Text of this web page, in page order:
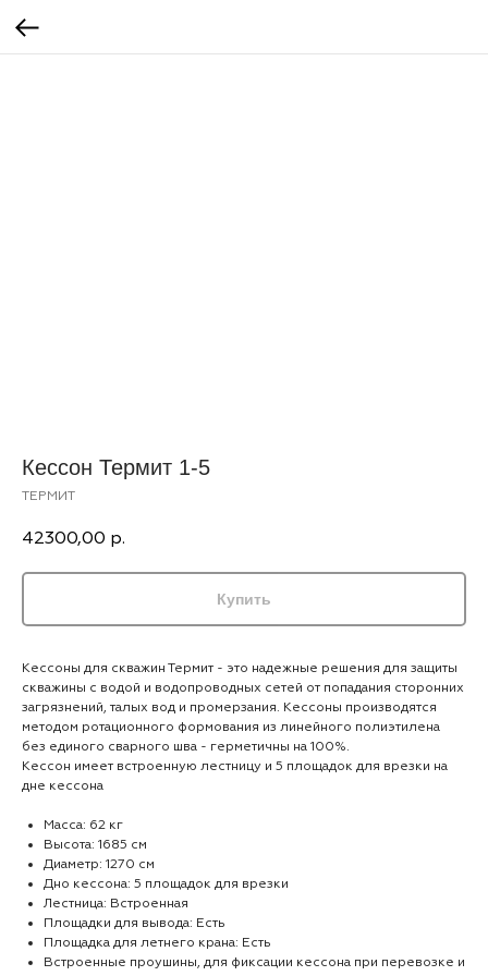
Кессон Термит 1-5
ТЕРМИТ
42300,00 р.
Купить
Кессоны для скважин Термит - это надежные решения для защиты
скважины с водой и водопроводных сетей от попадания сторонних
загрязнений, талых вод и промерзания. Кессоны производятся
методом ротационного формования из линейного полиэтилена
без единого сварного шва - герметичны на 100%.
Кессон имеет встроенную лестницу и 5 площадок для врезки на
дне кессона
Масса: 62 кг
Высота: 1685 см
Диаметр: 1270 см
Дно кессона: 5 площадок для врезки
Лестница: Встроенная
Площадки для вывода: Есть
Площадка для летнего крана: Есть
Встроенные проушины, для фиксации кессона при перевозке и